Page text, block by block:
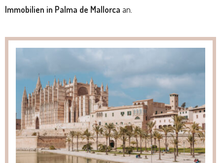
Immobilien in Palma de Mallorca an.